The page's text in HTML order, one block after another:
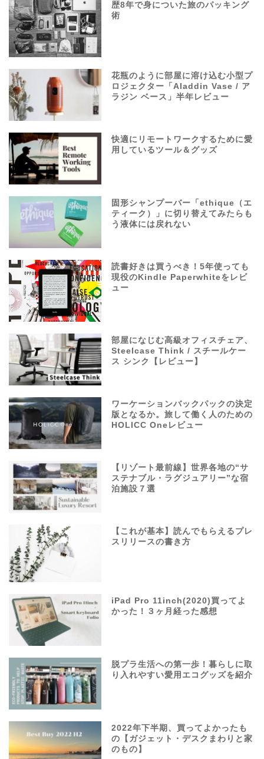
歴8年で身についた旅のパッキング
術
花瓶のように部屋に溶け込む小型プ
ロジェクター「Aladdin Vase / ア
ラジン ベース」半年レビュー
快適にリモートワークするために愛
用しているツール＆グッズ
固形シャンプーバー「ethique（エ
ティーク）」に切り替えてみたらも
う液体には戻れない
読書好きは買うべき！5年使っても
現役のKindle Paperwhiteをレビ
ュー
部屋になじむ高級オフィスチェア、
Steelcase Think / スチールケー
ス シンク【レビュー】
ワーケーションバックパックの決定
版となるか。旅して働く人のための
HOLICC Oneレビュー
【リゾート最前線】世界各地の“サ
ステナブル・ラグジュアリー”な宿
泊施設７選
【これが基本】読んでもらえるプレ
スリリースの書き方
iPad Pro 11inch(2020)買ってよ
かった！３ヶ月経った感想
脱プラ生活への第一歩！暮らしに取
り入れやすい愛用エコグッズを紹介
2022年下半期、買ってよかったも
の【ガジェット・デスクまわりと家
のもの】